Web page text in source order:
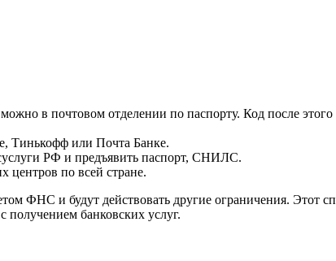
в почтовом отделении по паспорту. Код после этого
Тинькофф или Почта Банке.
РФ и предъявить паспорт, СНИЛС.
по всей стране.
ФНС и будут действовать другие ограничения. Этот
получением банковских услуг.